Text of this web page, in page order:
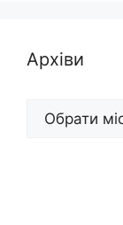
Архіви
Архіви